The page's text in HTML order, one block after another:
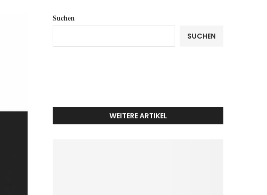
Suchen
SUCHEN
WEITERE ARTIKEL